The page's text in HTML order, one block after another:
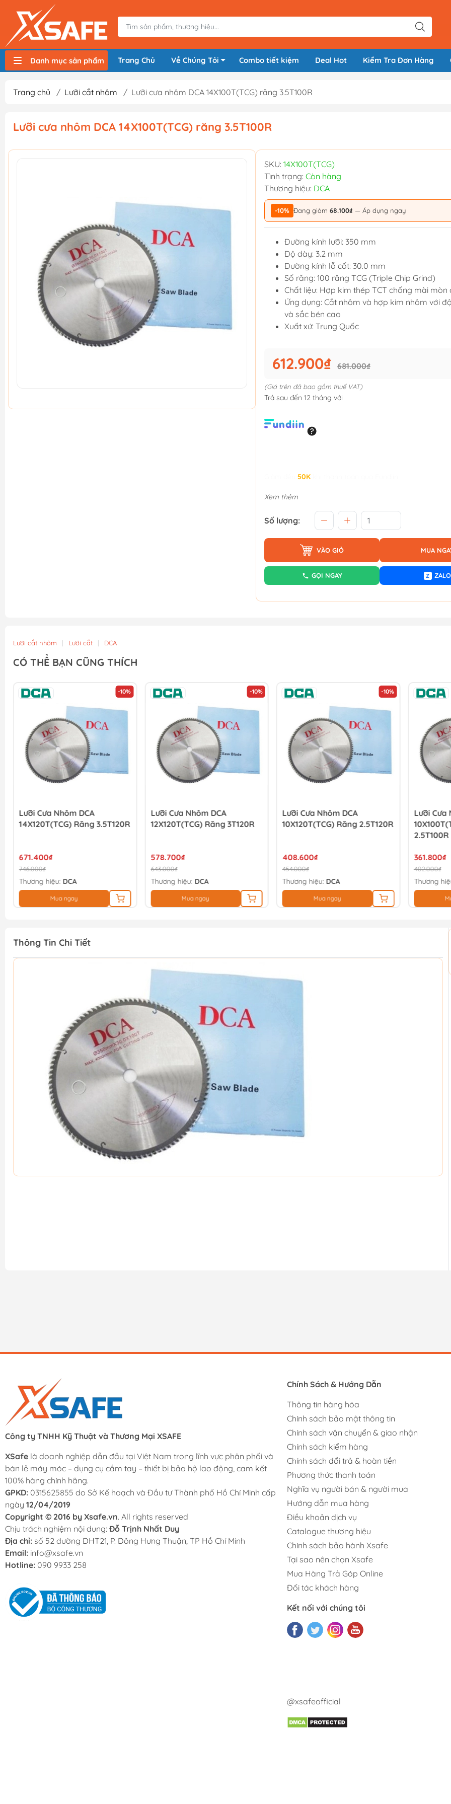
Danh mục sản phẩm Trang Chủ Về Chúng Tôi Combo tiết kiệm Deal Hot Kiểm Tra Đơn Hàng
Trang chủ / Lưỡi cắt nhôm / Lưỡi cưa nhôm DCA 14X100T(TCG) răng 3.5T100R
Lưỡi cưa nhôm DCA 14X100T(TCG) răng 3.5T100R
SKU: 14X100T(TCG)
Tình trạng: Còn hàng
Thương hiệu: DCA
-10% Đang giảm 68.100₫ — Áp dụng ngay
Đường kính lưỡi: 350 mm
Độ dày: 3.2 mm
Đường kính lỗ cốt: 30.0 mm
Số răng: 100 răng TCG (Triple Chip Grind)
Chất liệu: Hợp kim thép TCT chống mài mòn
Ứng dụng: Cắt nhôm và hợp kim nhôm với
và sắc bén cao
Xuất xứ: Trung Quốc
612.900₫ 681.000₫
(Giá trên đã bao gồm thuế VAT)
Trả sau đến 12 tháng với
50K
Xem thêm
Số lượng:
VÀO GIỎ MUA
GỌI NGAY Z ZALO
Lưỡi cắt nhôm | Lưỡi cắt | DCA
CÓ THỂ BẠN CŨNG THÍCH
-10%
Lưỡi Cưa Nhôm DCA
14X120T(TCG) Răng 3.5T120R
671.400₫
746.000₫
Thương hiệu: DCA
Mua ngay
-10%
Lưỡi Cưa Nhôm DCA
12X120T(TCG) Răng 3T120R
578.700₫
643.000₫
Thương hiệu: DCA
Mua ngay
-10%
Lưỡi Cưa Nhôm DCA
10X120T(TCG) Răng 2.5T120R
408.600₫
454.000₫
Thương hiệu: DCA
Mua ngay
Lưỡi Cưa
2.5T100R
361.800₫
402.000₫
Thương
Thông Tin Chi Tiết
Công ty TNHH Kỹ Thuật và Thương Mại XSAFE
XSafe là doanh nghiệp dẫn đầu tại Việt Nam trong lĩnh vực phân phối và
bán lẻ máy móc – dụng cụ cầm tay – thiết bị bảo hộ lao động, cam kết
100% hàng chính hãng.
GPKD: 0315625855 do Sở Kế hoạch và Đầu tư Thành phố Hồ Chí Minh cấp
ngày 12/04/2019
Copyright © 2016 by Xsafe.vn. All rights reserved
Chịu trách nghiệm nội dung: Đỗ Trịnh Nhất Duy
Địa chỉ: số 52 đường ĐHT21, P. Đông Hưng Thuận, TP Hồ Chí Minh
Email: info@xsafe.vn
Hotline: 090 9933 258
Chính Sách & Hướng Dẫn
Thông tin hàng hóa
Chính sách bảo mật thông tin
Chính sách vận chuyển & giao nhận
Chính sách kiểm hàng
Chính sách đổi trả & hoàn tiền
Phương thức thanh toán
Nghĩa vụ người bán & người mua
Hướng dẫn mua hàng
Điều khoản dịch vụ
Catalogue thương hiệu
Chính sách bảo hành Xsafe
Tại sao nên chọn Xsafe
Mua Hàng Trả Góp Online
Đối tác khách hàng
Kết nối với chúng tôi
@xsafeofficial